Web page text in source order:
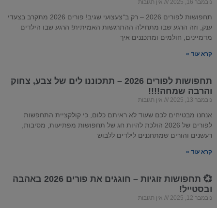
נובמבר 16, 2025 אין תגובות
תחפושות לפורים 2026 – רק ב־צעצועי שגיב! פורים 2026 מתקרב בצעדי
ענק, וזה הרגע שבו מתחילה ההתרגשות האמיתית! הרגע שבו הילדים
מדמיינים, חולמים ומתכננים איך
קרא עוד »
תחפושות לפורים 2026 – תתכוננו לים של צבע, צחוק
והרבה שמחה!!!!
נובמבר 13, 2025 אין תגובות
אנחנו מבטיחים לכם שעוד לא ראיתם כלום, כי קולקציית התחפשות
לפורים של 2026 הולכת להיות חג של תחפושות מפתיעות, מסיבות,
רעשנים והורים שמתחננים לילדים ללבוש
קרא עוד »
💞 תחפושות זוגיות – חוגגים את פורים 2026 באהבה
ובסטייל!
נובמבר 12, 2025 אין תגובות